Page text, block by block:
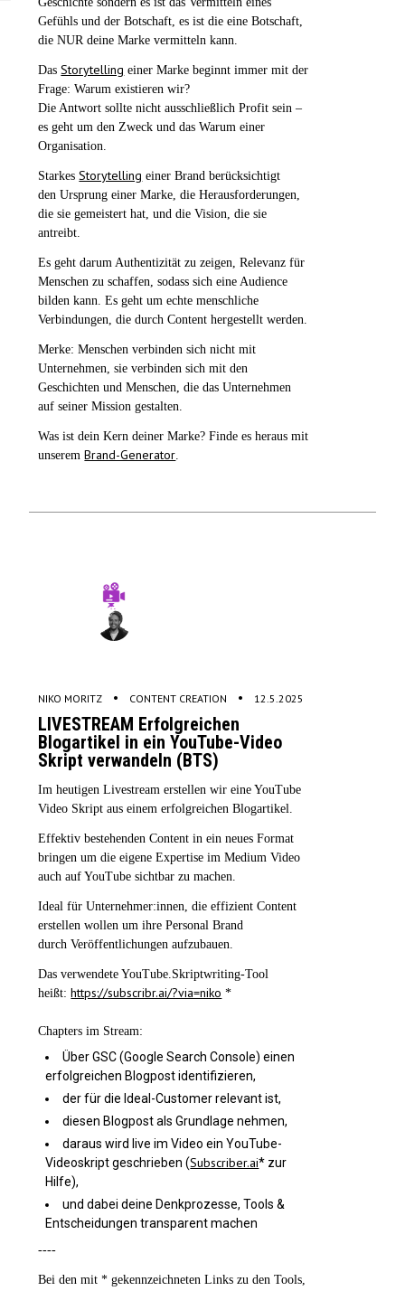
Gefühls und der Botschaft, es ist die eine Botschaft,
die NUR deine Marke vermitteln kann.
DasStorytelling einer Marke beginnt immer mit der
Frage: Warum existieren wir?
Die Antwort sollte nicht ausschließlich Profit sein –
es geht um den Zweck und das Warum einer
Organisation.
StarkesStorytelling einer Brand berücksichtigt
den Ursprung einer Marke, die Herausforderungen,
die sie gemeistert hat, und die Vision, die sie
antreibt.
Es geht darum Authentizität zu zeigen, Relevanz für
Menschen zu schaffen, sodass sich eine Audience
bilden kann. Es geht um echte menschliche
Verbindungen, die durch Content hergestellt werden.
Merke: Menschen verbinden sich nicht mit
Unternehmen, sie verbinden sich mit den
Geschichten und Menschen, die das Unternehmen
auf seiner Mission gestalten.
Was ist dein Kern deiner Marke? Finde es heraus mit
unserem Brand-Generator.
NIKO MORITZ • CONTENT CREATION • 12.5.2025
LIVESTREAM Erfolgreichen
Blogartikel in ein YouTube-Video
Skript verwandeln (BTS)
Im heutigen Livestream erstellen wir eine YouTube
Video Skript aus einem erfolgreichen Blogartikel.
Effektiv bestehenden Content in ein neues Format
bringen um die eigene Expertise im Medium Video
auch auf YouTube sichtbar zu machen.
Ideal für Unternehmer:innen, die effizient Content
erstellen wollen um ihre Personal Brand
durch Veröffentlichungen aufzubauen.
Das verwendete YouTube.Skriptwriting-Tool
heißt: https://subscribr.ai/?via=niko *
Chapters im Stream:
Über GSC (Google Search Console) einen
erfolgreichen Blogpost identifizieren,
der für die Ideal-Customer relevant ist,
diesen Blogpost als Grundlage nehmen,
daraus wird live im Video ein YouTube-
Videoskript geschrieben (Subscriber.ai* zur
Hilfe),
und dabei deine Denkprozesse, Tools &
Entscheidungen transparent machen
----
Bei den mit * gekennzeichneten Links zu den Tools,